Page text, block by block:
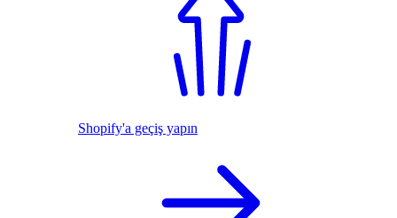
Shopify'a geçiş yapın